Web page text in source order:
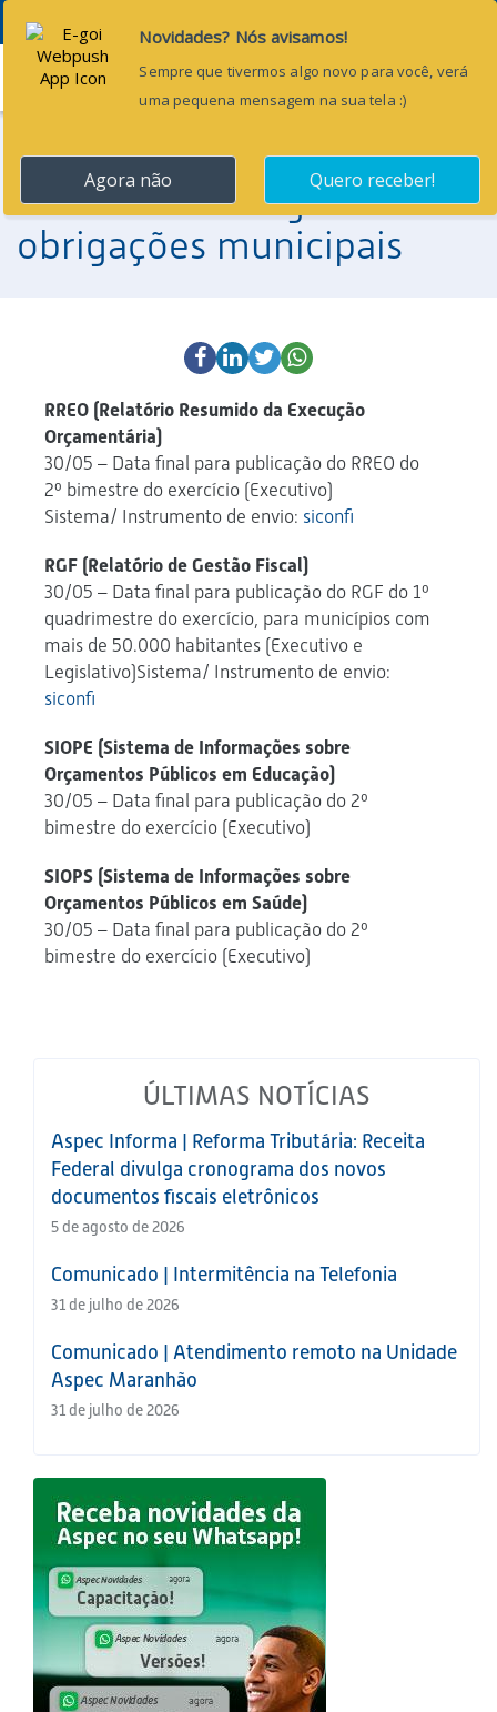
Menu
25 de maio de 2018
É hora de entregar as
obrigações municipais
RREO (Relatório Resumido da Execução
Orçamentária)
30/05 – Data final para publicação do RREO do
2º bimestre do exercício (Executivo)
Sistema/ Instrumento de envio: siconfi
RGF (Relatório de Gestão Fiscal)
30/05 – Data final para publicação do RGF do 1º
quadrimestre do exercício, para municípios com
mais de 50.000 habitantes (Executivo e
Legislativo)Sistema/ Instrumento de envio:
siconfi
SIOPE (Sistema de Informações sobre
Orçamentos Públicos em Educação)
30/05 – Data final para publicação do 2º
bimestre do exercício (Executivo)
SIOPS (Sistema de Informações sobre
Orçamentos Públicos em Saúde)
30/05 – Data final para publicação do 2º
bimestre do exercício (Executivo)
ÚLTIMAS NOTÍCIAS
Aspec Informa | Reforma Tributária: Receita
Federal divulga cronograma dos novos
documentos fiscais eletrônicos
5 de agosto de 2026
Comunicado | Intermitência na Telefonia
31 de julho de 2026
Comunicado | Atendimento remoto na Unidade
Aspec Maranhão
31 de julho de 2026